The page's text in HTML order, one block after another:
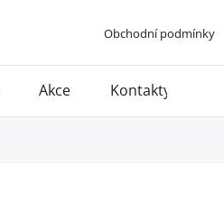
Obchodní podmínky
Akce Kontakty